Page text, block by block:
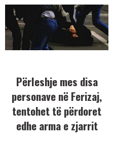
Përleshje mes disa
personave në Ferizaj,
tentohet të përdoret
edhe arma e zjarrit